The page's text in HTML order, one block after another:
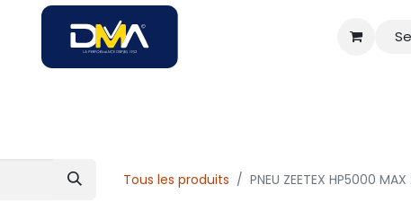
Tous les produits PNEU ZEETEX HP5000